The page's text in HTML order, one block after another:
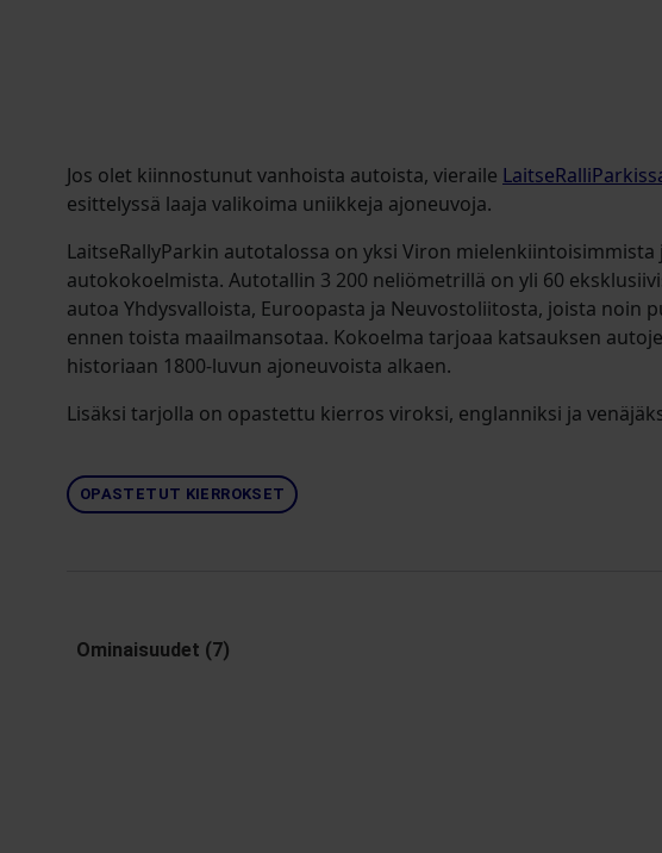
Jos olet kiinnostunut vanhoista autoista, vieraile
esittelyssä laaja valikoima uniikkeja ajoneuvoja.
LaitseRallyParkin autotalossa on yksi Viron mielenkiintoisimmista
autokokoelmista. Autotallin 3 200 neliömetrillä on yli 60
autoa Yhdysvalloista, Euroopasta ja Neuvostoliitosta, joista noin
ennen toista maailmansotaa. Kokoelma tarjoaa katsauksen
historiaan 1800-luvun ajoneuvoista alkaen.
Lisäksi tarjolla on opastettu kierros viroksi, englanniksi ja
OPASTETUT KIERROKSET
Ominaisuudet (7)